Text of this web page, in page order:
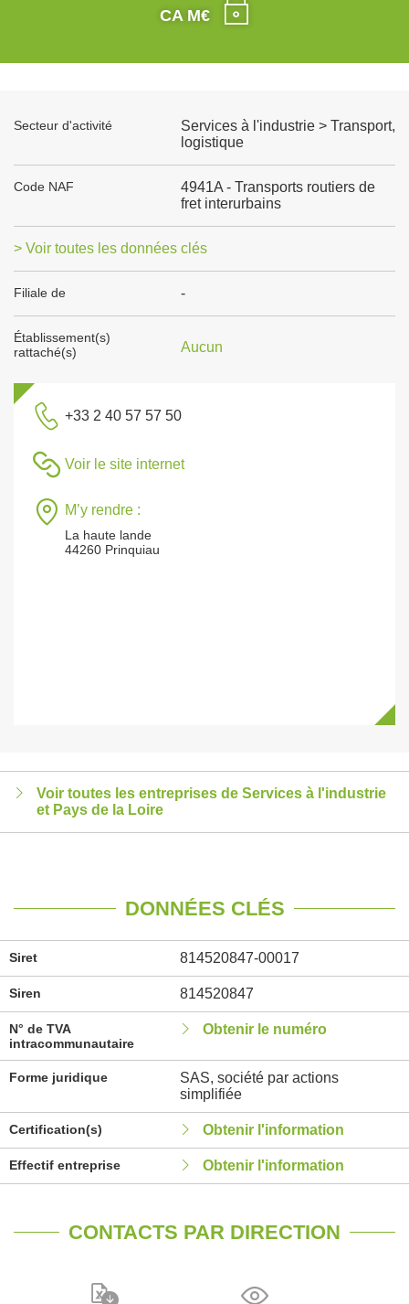
CA M€
Secteur d'activité
Services à l'industrie > Transport,
logistique
Code NAF
4941A - Transports routiers de
fret interurbains
> Voir toutes les données clés
Filiale de -
Établissement(s)
rattaché(s)
Aucun
+33 2 40 57 57 50
Voir le site internet
M’y rendre :
La haute lande
44260 Prinquiau
Voir toutes les entreprises de Services à l'industrie
et Pays de la Loire
DONNÉES CLÉS
Siret 814520847-00017
Siren 814520847
N° de TVA
intracommunautaire
Obtenir le numéro
Forme juridique
SAS, société par actions
simplifiée
Certification(s) Obtenir l'information
Effectif entreprise Obtenir l'information
CONTACTS PAR DIRECTION